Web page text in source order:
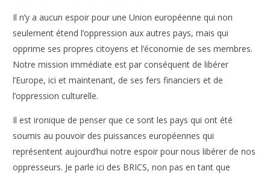
Il n’y a aucun espoir pour une Union européenne qui non
seulement étend l’oppression aux autres pays, mais qui
opprime ses propres citoyens et l’économie de ses membres.
Notre mission immédiate est par conséquent de libérer
l’Europe, ici et maintenant, de ses fers financiers et de
l’oppression culturelle.
Il est ironique de penser que ce sont les pays qui ont été
soumis au pouvoir des puissances européennes qui
représentent aujourd’hui notre espoir pour nous libérer de nos
oppresseurs. Je parle ici des BRICS, non pas en tant que